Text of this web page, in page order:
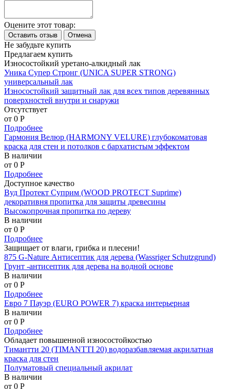
Оцените этот товар:
Не забудьте купить
Предлагаем купить
Износостойкий уретано-алкидный лак
Уника Супер Стронг (UNICA SUPER STRONG)
универсальный лак
Износостойкий защитный лак для всех типов деревянных
поверхностей внутри и снаружи
Отсутствует
от 0 P
Подробнее
Гармония Велюр (HARMONY VELURE) глубокоматовая
краска для стен и потолков с бархатистым эффектом
В наличии
от 0 P
Подробнее
Доступное качество
Вуд Протект Суприм (WOOD PROTECT Suprime)
декоративня пропитка для защиты древесины
Высокопрочная пропитка по дереву
В наличии
от 0 P
Подробнее
Защищает от влаги, грибка и плесени!
875 G-Nature Антисептик для дерева (Wassriger Schutzgrund)
Грунт -антисептик для дерева на водной основе
В наличии
от 0 P
Подробнее
Евро 7 Пауэр (EURO POWER 7) краска интерьерная
В наличии
от 0 P
Подробнее
Обладает повышенной износостойкостью
Тимантти 20 (TIMANTTI 20) водоразбавляемая акрилатная
краска для стен
Полуматовый специальный акрилат
В наличии
от 0 P